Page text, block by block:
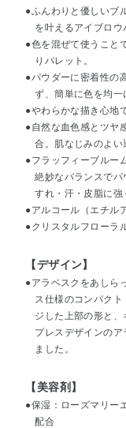
●ふんわりと優しいブ
を叶えるアイブロウ
●色を混ぜて使うこと
りパレット。
●パウダーに密着性の
ず、簡単に色を均一
●やわらかな描き心地
●自然な血色感とツヤ
合。肌なじみのよい
●フラッフィーブルー
絶妙なバランスでパ
すれ・汗・皮脂に強
●アルコール（エチル
●クリスタルフローラ
【デザイン】
●アラベスクをあしら
ス仕様のコンパク
ジした上部の形と、
プレスデザインの
ました。
【美容剤】
●保湿：ローズマリー
配合